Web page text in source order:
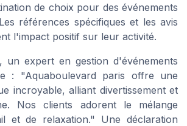
de choix pour des événements
références spécifiques et les avis
l'impact positif sur leur activité.
, un expert en gestion d'événements
: "Aquaboulevard paris offre une
incroyable, alliant divertissement et
Nos clients adorent le mélange
et de relaxation." Une déclaration